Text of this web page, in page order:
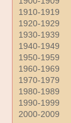
1910-1919
1920-1929
1930-1939
1940-1949
1950-1959
1960-1969
1970-1979
1980-1989
1990-1999
2000-2009